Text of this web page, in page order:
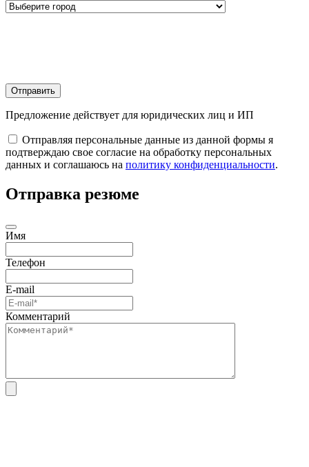
Отправить
Предложение действует для юридических лиц и ИП
Отправляя персональные данные из данной формы я
подтверждаю свое согласие на обработку персональных
данных и соглашаюсь на политику конфиденциальности.
Отправка резюме
Имя
Телефон
E-mail
Комментарий